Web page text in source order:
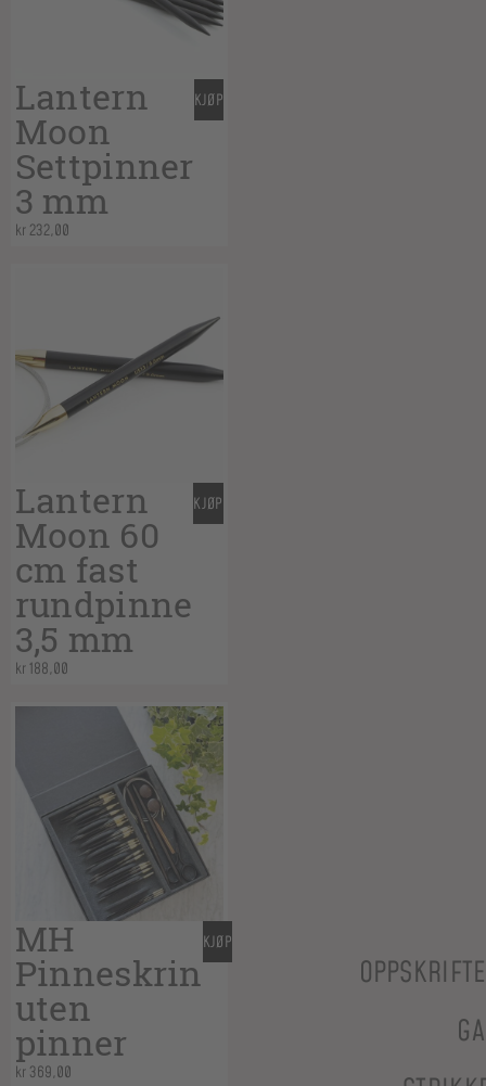
Lantern
Moon
Settpinner
3 mm
kr232,00
KJØP
Lantern
Moon 60
cm fast
rundpinne
3,5 mm
kr188,00
KJØP
MH
Pinneskrin
uten
pinner
kr369,00
KJØP